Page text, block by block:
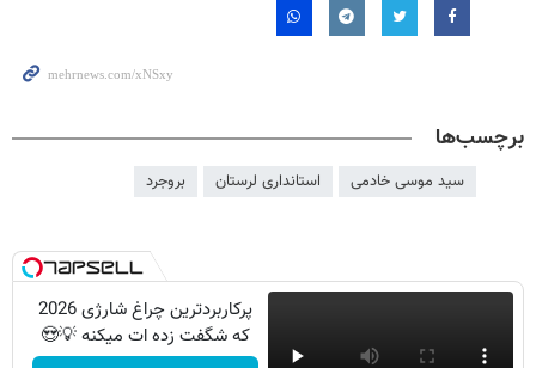
برچسب‌ها
سید موسی خادمی استانداری لرستان بروجرد
پرکاربردترین چراغ شارژی 2026
که شگفت زده ات میکنه 💡😍